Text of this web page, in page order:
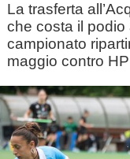
La trasferta
che costa il podio
campionato
maggio contro